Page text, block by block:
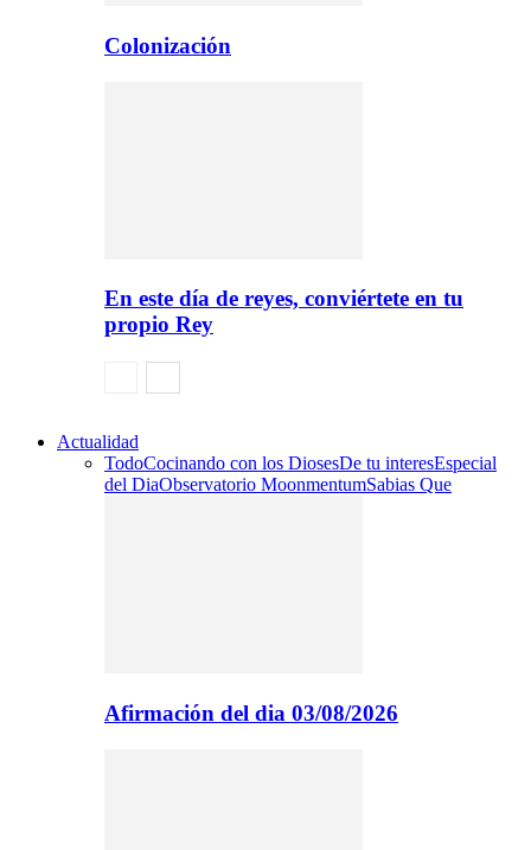
Colonización
En este día de reyes, conviértete en tu
propio Rey
Actualidad
TodoCocinando con los DiosesDe tu interesEspecial
del DiaObservatorio MoonmentumSabias Que
Afirmación del dia 03/08/2026